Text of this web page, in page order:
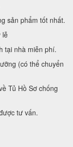
sản phẩm tốt nhất.
lễ
tại nhà miễn phí.
(có thể chuyển
Tủ Hồ Sơ chống
tư vấn.